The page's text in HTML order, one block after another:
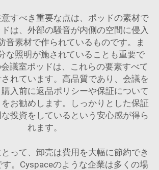
すべき重要な点は、ポッドの素材で
は、外部の騒音が内側の空間に侵入
音素材で作られているものです。ま
な照明が施されていることも重要で
議室ポッドは、これらの要素すべて
れています。高品質であり、会議を
入前に返品ポリシーや保証について
お勧めします。しっかりとした保証
投資をしているという安心感が得ら
れます。
って、卸売は費用を大幅に節約でき
。Cyspaceのような企業は多くの場